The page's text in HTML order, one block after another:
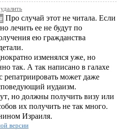
удалить
# Про случай этот не читала. Если
лечить ее не будут по
ею гражданства
изменялся уже, но
так. А так написано в галахе
репатриировать может даже
иудаизм.
но должны получить визу или
их получить не так много.
Израиля.
версии